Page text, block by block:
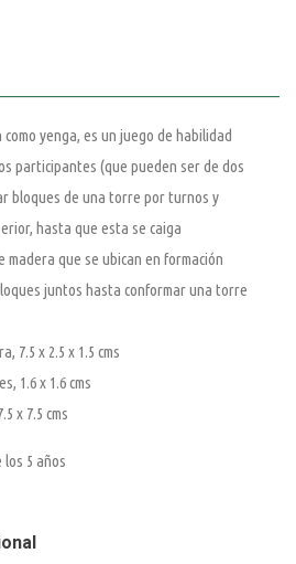
yenga, es un juego de habilidad
participantes (que pueden ser de dos
bloques de una torre por turnos y
hasta que esta se caiga
madera que se ubican en formación
juntos hasta conformar una torre
7.5 x 2.5 x 1.5 cms
1.6 x 1.6 cms
x 7.5 cms
5 años